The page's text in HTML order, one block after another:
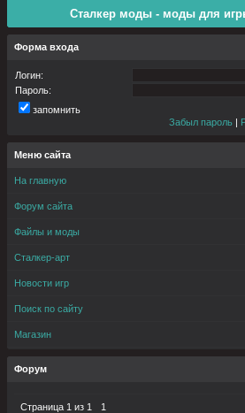
Сталкер моды - моды для
Форма входа
Логин:
Пароль:
запомнить
Забыл пароль |
Меню сайта
На главную
Форум сайта
Файлы и моды
Сталкер-арт
Новости игр
Поиск по сайту
Магазин
Форум
Страница 1 из 1 1